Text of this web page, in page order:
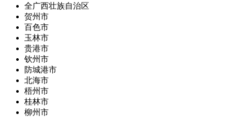
全广西壮族自治区
贺州市
百色市
玉林市
贵港市
钦州市
防城港市
北海市
梧州市
桂林市
柳州市